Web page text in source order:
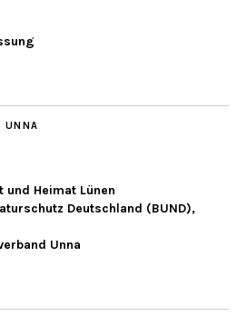
UNNA
Heimat Lünen
Deutschland (BUND),
Unna